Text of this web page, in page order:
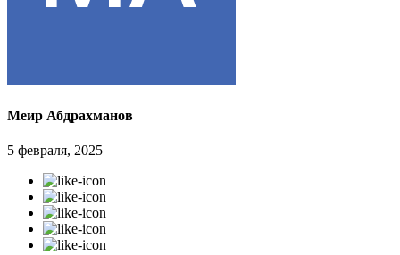
Меир Абдрахманов
5 февраля, 2025